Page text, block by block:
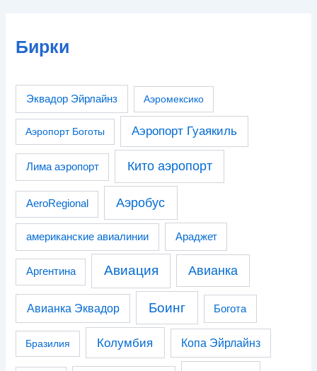
Бирки
Эквадор Эйрлайнз Аэромексико
Аэропорт Боготы Аэропорт Гуаякиль
Лима аэропорт Кито аэропорт
AeroRegional Аэробус
американские авиалинии Араджет
Аргентина Авиация Авианка
Авианка Эквадор Боинг Богота
Бразилия Колумбия Копа Эйрлайнз